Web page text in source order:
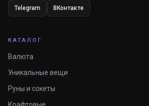
Telegram ВКонтакте
КАТАЛОГ
Валюта
Уникальные вещи
Руны и сокеты